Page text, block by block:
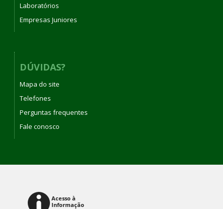
Laboratórios
Empresas Juniores
DÚVIDAS?
Mapa do site
Telefones
Perguntas frequentes
Fale conosco